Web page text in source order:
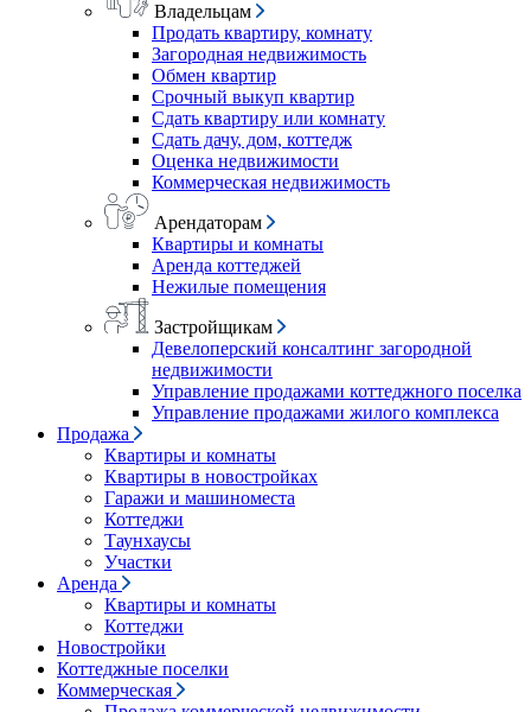
Владельцам
Продать квартиру, комнату
Загородная недвижимость
Обмен квартир
Срочный выкуп квартир
Сдать квартиру или комнату
Сдать дачу, дом, коттедж
Оценка недвижимости
Коммерческая недвижимость
Арендаторам
Квартиры и комнаты
Аренда коттеджей
Нежилые помещения
Застройщикам
Девелоперский консалтинг загородной
недвижимости
Управление продажами коттеджного поселка
Управление продажами жилого комплекса
Продажа
Квартиры и комнаты
Квартиры в новостройках
Гаражи и машиноместа
Коттеджи
Таунхаусы
Участки
Аренда
Квартиры и комнаты
Коттеджи
Новостройки
Коттеджные поселки
Коммерческая